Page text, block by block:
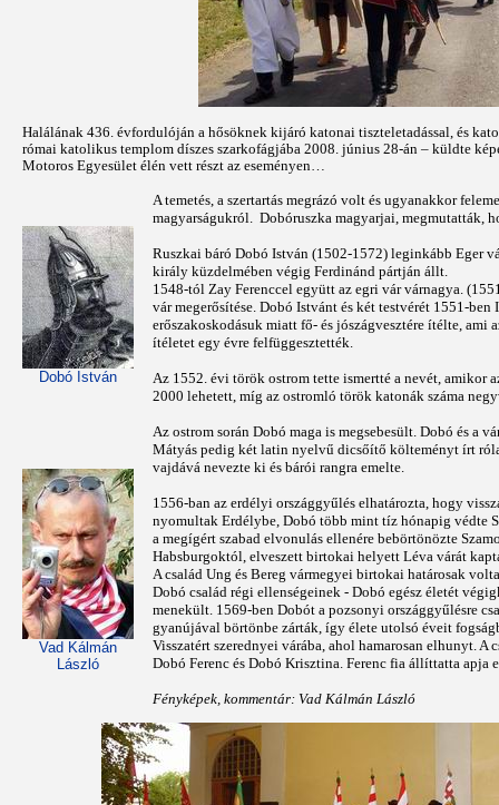
Halálának 436. évfordulóján a hősöknek kijáró katonai tiszteletadással, és
római katolikus templom díszes szarkofágjába 2008. június 28-án – küldte
Motoros Egyesület élén vett részt az eseményen…
Dobó István
Vad Kálmán
László
A temetés, a szertartás megrázó volt és ugyanakkor
magyarságukról. Dobóruszka magyarjai, megmutatták,
Ruszkai báró Dobó István (1502-1572) leginkább Eger
király küzdelmében végig Ferdinánd pártján állt.
1548-tól Zay Ferenccel együtt az egri vár várnagya.
vár megerősítése. Dobó Istvánt és két testvérét 1551-
erőszakoskodásuk miatt fő- és jószágvesztére ítélte,
ítéletet egy évre felfüggesztették.
Az 1552. évi török ostrom tette ismertté a nevét, amikor
2000 lehetett, míg az ostromló török katonák száma
Az ostrom során Dobó maga is megsebesült. Dobó és a
Mátyás pedig két latin nyelvű dicsőítő költeményt írt
vajdává nevezte ki és bárói rangra emelte.
1556-ban az erdélyi országgyűlés elhatározta, hogy
nyomultak Erdélybe, Dobó több mint tíz hónapig védte
a megígért szabad elvonulás ellenére bebörtönözte
Habsburgoktól, elveszett birtokai helyett Léva várát
A család Ung és Bereg vármegyei birtokai határosak
Dobó család régi ellenségeinek - Dobó egész életét
menekült. 1569-ben Dobót a pozsonyi országgyűlésre
gyanújával börtönbe zárták, így élete utolsó éveit
Visszatért szerednyei várába, ahol hamarosan elhunyt.
Dobó Ferenc és Dobó Krisztina. Ferenc fia állíttatta apja
Fényképek, kommentár: Vad Kálmán László